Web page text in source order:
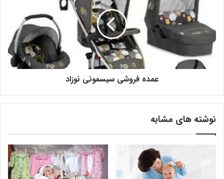
عمده فروشی سیسمونی نوزاد
نوشته های مشابه